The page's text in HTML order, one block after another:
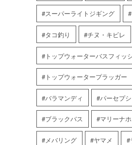
スーパーライトジギング
タコ釣り チヌ・キビレ
トップウォーターバスフィッ
トップウォータープラッガー
バラマンディ パーセプ
ブラックバス マリーナ
メバリング ヤマメ